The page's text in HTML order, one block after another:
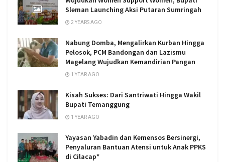
Sleman Launching Aksi Putaran Sumringah
2 YEARS AGO
Nabung Domba, Mengalirkan Kurban Hingga
Pelosok, PCM Bandongan dan Lazismu
Magelang Wujudkan Kemandirian Pangan
1 YEAR AGO
Kisah Sukses: Dari Santriwati Hingga Wakil
Bupati Temanggung
1 YEAR AGO
Yayasan Yabadin dan Kemensos Bersinergi,
Penyaluran Bantuan Atensi untuk Anak PPKS
di Cilacap*